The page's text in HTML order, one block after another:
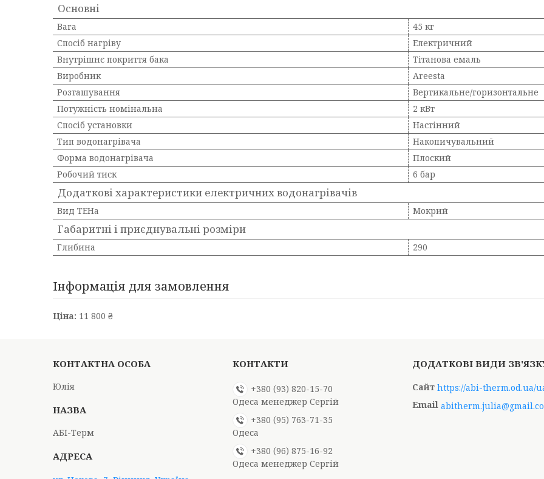
Основні
Вага
45 кг
Спосіб нагріву
Електричний
Внутрішнє покриття бака
Тітанова емаль
Виробник
Areesta
Розташування
Вертикальне/горизонтальне
Потужність номінальна
2 кВт
Спосіб установки
Настінний
Тип водонагрівача
Накопичувальний
Форма водонагрівача
Плоский
Робочий тиск
6 бар
Додаткові характеристики електричних водонагрівачів
Вид ТЕНа Мокрий
Габаритні і приєднувальні розміри
Глибина 290
Інформація для замовлення
Ціна: 11 800 ₴
Юлія
АБІ-Терм
+380 (93) 820-15-70
Одеса менеджер Сергій
+380 (95) 763-71-35
Одеса
+380 (96) 875-16-92
Одеса менеджер Сергій
https://abi-therm.od.ua/